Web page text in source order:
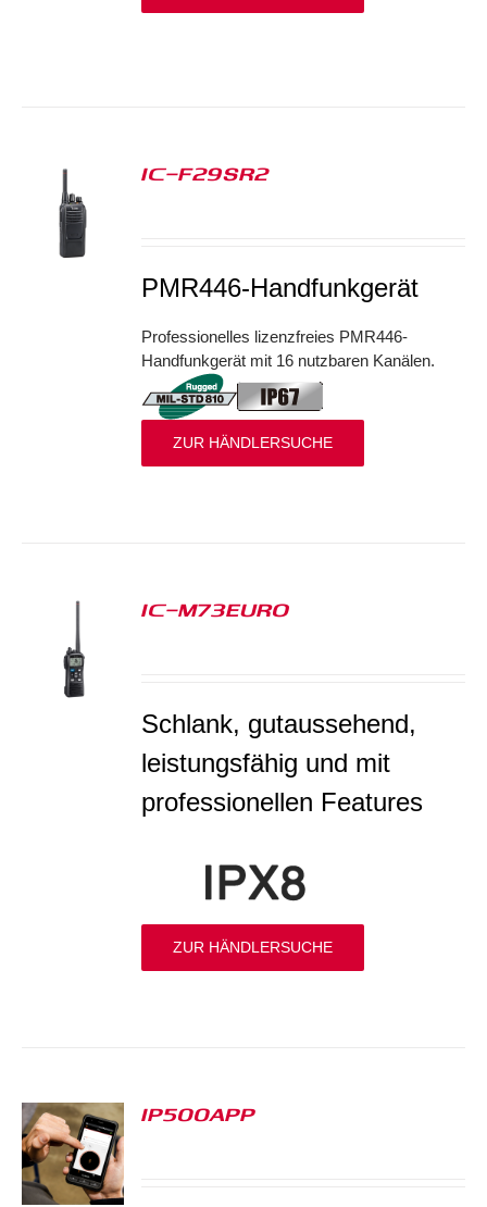
IC-F29SR2
PMR446-Handfunkgerät
Professionelles lizenzfreies PMR446-
Handfunkgerät mit 16 nutzbaren Kanälen.
ZUR HÄNDLERSUCHE
IC-M73EURO
Schlank, gutaussehend,
leistungsfähig und mit
professionellen Features
ZUR HÄNDLERSUCHE
IP500APP